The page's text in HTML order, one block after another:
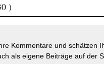
)
Kommentare und schätzen
als eigene Beiträge auf der